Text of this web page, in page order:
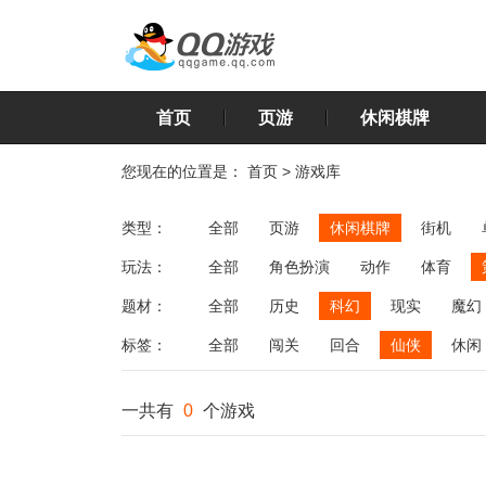
首页 页游 休闲棋牌
您现在的位置是： 首页 > 游戏库
类型： 全部 页游 休闲棋牌 街机
玩法： 全部 角色扮演 动作 体育
飞行
恋爱 第三人称射击 棋类
题材： 全部 历史 科幻 现实 魔幻
标签： 全部 闯关 回合 仙侠 休闲
一共有 0 个游戏